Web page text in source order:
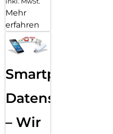
Mehr
erfahren
Smartphone
Datensicherung
– Wir